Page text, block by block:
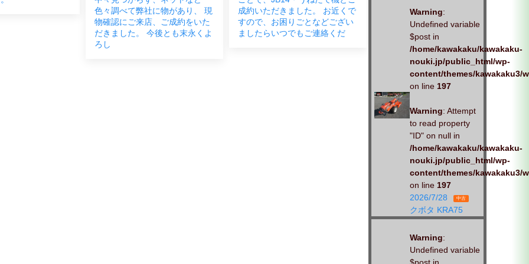
成約いただきました。 お近くで
すので、お困りごとなどござい
ましたらいつでもご連絡くだ
末永く宜しくお願い致します。
「試運転もお願いします」とお
声がけいただきました。 しっか
りと、対応させていただきま
Warning:
Undefined variable
$post in
/home/kawakaku/kawakaku-
nouki.jp/public_html/wp-
content/themes/kawakaku3/
on line 197
Warning: Attempt
to read property
"ID" on null in
/home/kawakaku/kawakaku-
nouki.jp/public_html/wp-
content/themes/kawakaku3/
on line 197
2026/7/28
中古
クボタ KRA75
Warning:
Undefined variable